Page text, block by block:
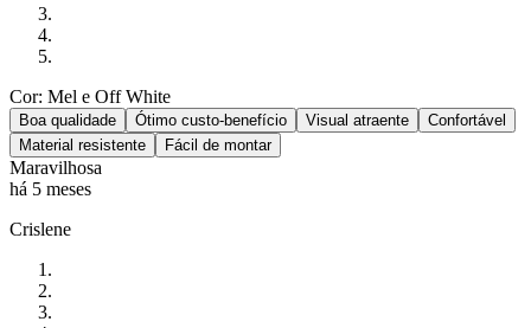
Cor: Mel e Off White
Boa qualidade Ótimo custo-benefício Visual atraente
Confortável
Material resistente
Fácil de montar
Maravilhosa
há 5 meses
Crislene